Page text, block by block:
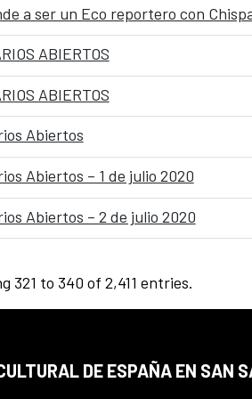
a ser un Eco reportero con
ABIERTOS
ABIERTOS
Abiertos
Abiertos – 1 de julio 2020
Abiertos – 2 de julio 2020
321 to 340 of 2,411 entries.
DE ESPAÑA EN SAN